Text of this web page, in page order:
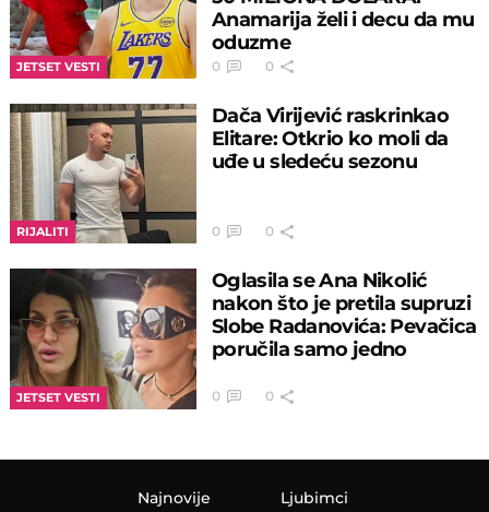
JETSET VESTI
Anamarija želi i decu da mu
oduzme
0 0
RIJALITI
Dača Virijević raskrinkao
Elitare: Otkrio ko moli da
uđe u sledeću sezonu
0 0
JETSET VESTI
Oglasila se Ana Nikolić
nakon što je pretila supruzi
Slobe Radanovića: Pevačica
poručila samo jedno
0 0
Najnovije Ljubimci